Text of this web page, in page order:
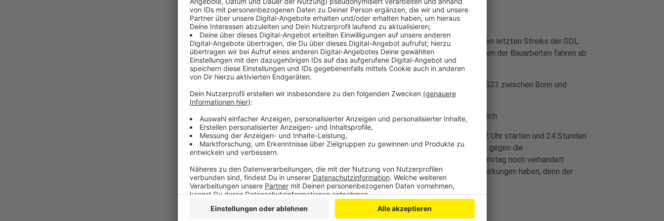
Anzeige
Dabei sind die Auswirkungen auf dem Papier erst mal so wie bei den letzten Streiks der GDL:
Die RB24 soll wieder im Stundentakt bis 21 Uhr fahren. Aber: Wegen der Bauarbeiten fahren ab
Erftstadt weiterhin nur Busse bis Köln.
Die Expresslinien RE12 und RE22 fallen wieder komplett aus. Die S23 zwischen Bonn und
Euskirchen soll im 60-Minutentakt bis 20 Uhr fahren.
Kurzfristige Ausfälle sind aber wie bei jedem Streik natürlich möglich.
Der Streik im Personenverkehr soll in der Nacht auf Dienstag um 2 Uhr starten und 24 Stunden
dauern, also bis Mittwochfrüh um 2 Uhr.Die Bahn hat angekündigt, gegen die
Gerichtsentscheidung in Berufung gehen zu wollen. Es soll am Dienstag noch verhandelt
werden, auf den Streik als solches würde das erstmal wenig Auswirkungen haben, denn der
läuft seit letzter Nacht.